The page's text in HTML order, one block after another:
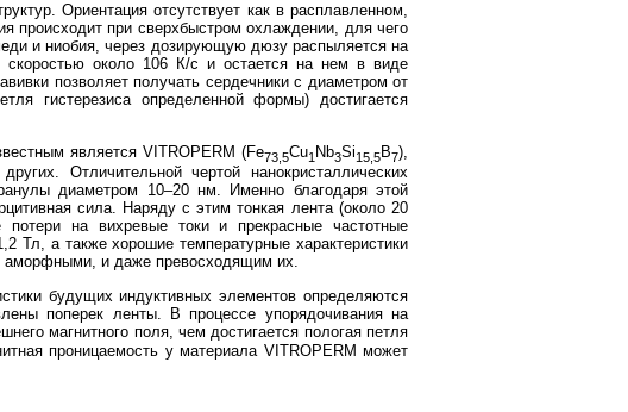
Ориентация отсутствует как в расплавленном,
происходит при сверхбыстром охлаждении, для чего
и ниобия, через дозирующую дюзу распыляется на
скоростью около 106 К/с и остается на нем в виде
позволяет получать сердечники с диаметром от
гистерезиса определенной формы) достигается
является VITROPERM (Fe73,5Cu1 Nb3Si15,5B7),
Отличительной чертой нанокристаллических
диаметром 10–20 нм. Именно благодаря этой
сила. Наряду с этим тонкая лента (около 20
на вихревые токи и прекрасные частотные
Тл, а также хорошие температурные характеристики
аморфными, и даже превосходящим их.
будущих индуктивных элементов определяются
поперек ленты. В процессе упорядочивания на
магнитного поля, чем достигается пологая петля
проницаемость у материала VITROPERM может